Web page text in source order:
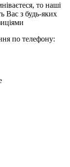
то наші
Вас з будь-яких
по телефону: